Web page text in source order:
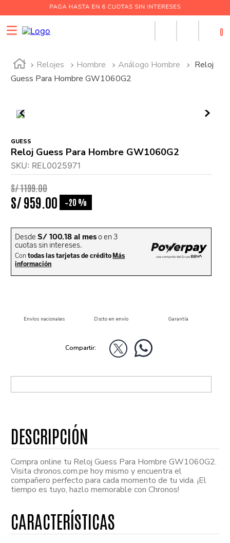
0
Relojes Hombre Análogo Hombre
Reloj
Guess Para Hombre GW1060G2
GUESS
Reloj Guess Para Hombre GW1060G2
SKU: REL0025971
S/1199.00
S/959 00 -20 %
Envíos nacionales Dscto en envío Garantía
Compra online tu Reloj Guess Para Hombre GW1060G2.
Visita chronos.com.pe hoy mismo y encuentra el
compañero perfecto para cada momento de tu vida. ¡El
tiempo es tuyo, hazlo memorable con Chronos!